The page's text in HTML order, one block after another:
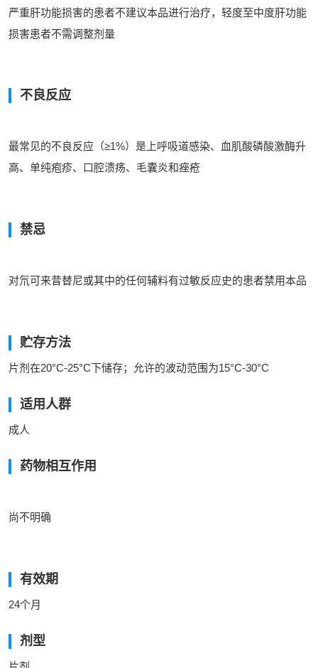
严重肝功能损害的患者不建议本品进行治疗，轻度至中度肝功能
损害患者不需调整剂量
不良反应
最常见的不良反应（≥1%）是上呼吸道感染、血肌酸磷酸激酶升
高、单纯疱疹、口腔溃疡、毛囊炎和痤疮
禁忌
对氘可来昔替尼或其中的任何辅料有过敏反应史的患者禁用本品
贮存方法
片剂在20°C-25°C下储存；允许的波动范围为15°C-30°C
适用人群
成人
药物相互作用
尚不明确
有效期
24个月
剂型